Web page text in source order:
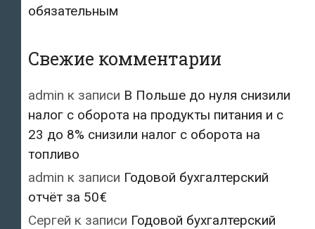
обязательным
Свежие комментарии
admin к записи В Польше до нуля снизили
налог с оборота на продукты питания и с
23 до 8% снизили налог с оборота на
топливо
admin к записи Годовой бухгалтерский
отчёт за 50€
Сергей к записи Годовой бухгалтерский